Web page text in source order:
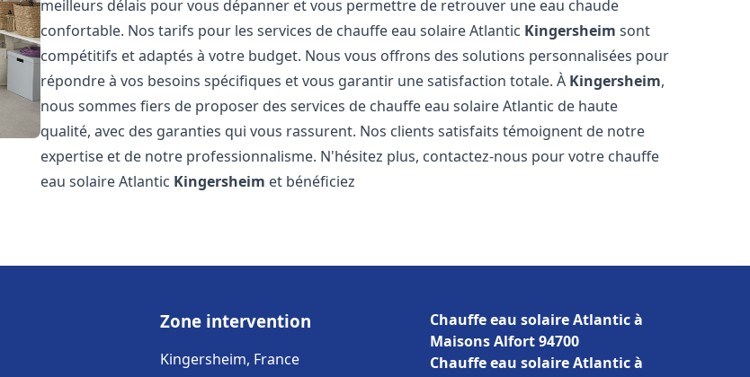
meilleurs délais pour vous dépanner et vous permettre de retrouver une eau chaude
confortable. Nos tarifs pour les services de chauffe eau solaire Atlantic Kingersheim sont
compétitifs et adaptés à votre budget. Nous vous offrons des solutions personnalisées pour
répondre à vos besoins spécifiques et vous garantir une satisfaction totale. À Kingersheim,
nous sommes fiers de proposer des services de chauffe eau solaire Atlantic de haute
qualité, avec des garanties qui vous rassurent. Nos clients satisfaits témoignent de notre
expertise et de notre professionnalisme. N'hésitez plus, contactez-nous pour votre chauffe
eau solaire Atlantic Kingersheim et bénéficiez
Zone intervention
Kingersheim, France
Chauffe eau solaire Atlantic à
Maisons Alfort 94700
Chauffe eau solaire Atlantic à